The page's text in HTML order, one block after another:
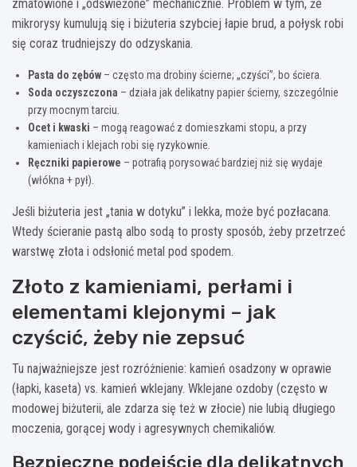
zmatowione i „odświeżone” mechanicznie. Problem w tym, że
mikrorysy kumulują się i biżuteria szybciej łapie brud, a połysk robi
się coraz trudniejszy do odzyskania.
Pasta do zębów – często ma drobiny ścierne; „czyści”, bo ściera.
Soda oczyszczona – działa jak delikatny papier ścierny, szczególnie
przy mocnym tarciu.
Ocet i kwaski – mogą reagować z domieszkami stopu, a przy
kamieniach i klejach robi się ryzykownie.
Ręczniki papierowe – potrafią porysować bardziej niż się wydaje
(włókna + pył).
Jeśli biżuteria jest „tania w dotyku” i lekka, może być pozłacana.
Wtedy ścieranie pastą albo sodą to prosty sposób, żeby przetrzeć
warstwę złota i odsłonić metal pod spodem.
Złoto z kamieniami, perłami i
elementami klejonymi – jak
czyścić, żeby nie zepsuć
Tu najważniejsze jest rozróżnienie: kamień osadzony w oprawie
(łapki, kaseta) vs. kamień wklejany. Wklejane ozdoby (często w
modowej biżuterii, ale zdarza się też w złocie) nie lubią długiego
moczenia, gorącej wody i agresywnych chemikaliów.
Bezpieczne podejście dla delikatnych